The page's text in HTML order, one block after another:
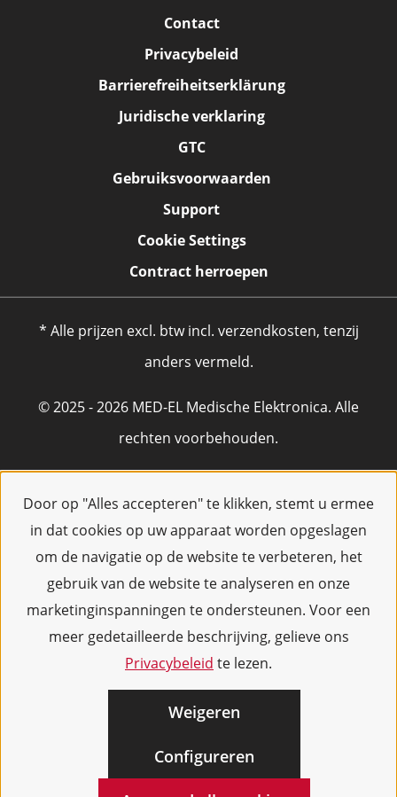
Door op "Alles accepteren" te klikken, stemt u ermee
in dat cookies op uw apparaat worden opgeslagen
om de navigatie op de website te verbeteren, het
gebruik van de website te analyseren en onze
marketinginspanningen te ondersteunen. Voor een
meer gedetailleerde beschrijving, gelieve ons
Privacybeleid te lezen.
Weigeren
Configureren
Contact
Privacybeleid
Barrierefreiheitserklärung
Juridische verklaring
GTC
Gebruiksvoorwaarden
Support
Cookie Settings
Contract herroepen
* Alle prijzen excl. btw incl. verzendkosten, tenzij
anders vermeld.
© 2025 - 2026 MED-EL Medische Elektronica. Alle
rechten voorbehouden.